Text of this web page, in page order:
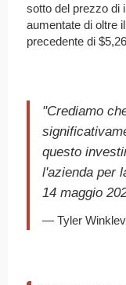
sotto del prezzo di
aumentate di oltre
precedente di
"Crediamo
questo
l'azienda per
14 maggio
— Tyler